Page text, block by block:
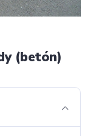
(betón)